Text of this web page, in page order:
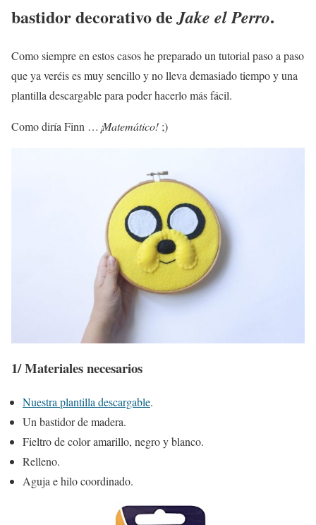
bastidor decorativo deJake el Perro.
Como siempre en estos casos he preparado un tutorial paso a paso
que ya veréis es muy sencillo y no lleva demasiado tiempo y una
plantilla descargable para poder hacerlo más fácil.
Como diría Finn … ¡Matemático! ;)
1/ Materiales necesarios
Nuestra plantilla descargable.
Un bastidor de madera.
Fieltro de color amarillo, negro y blanco.
Relleno.
Aguja e hilo coordinado.